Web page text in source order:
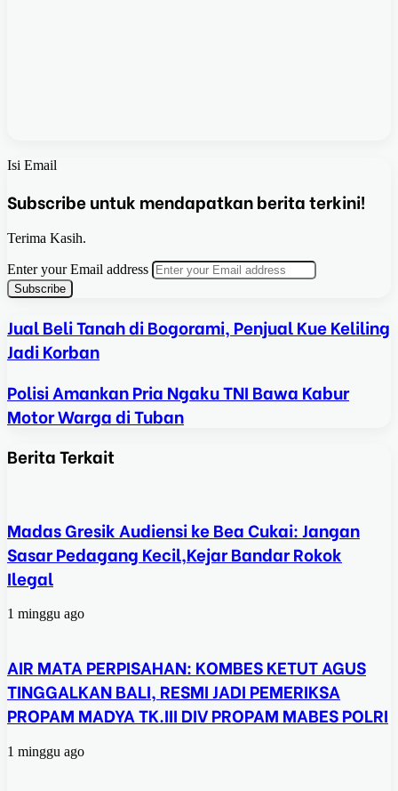
Isi Email
Subscribe untuk mendapatkan berita terkini!
Terima Kasih.
Enter your Email address
Jual Beli Tanah di Bogorami, Penjual Kue Keliling
Jadi Korban
Polisi Amankan Pria Ngaku TNI Bawa Kabur
Motor Warga di Tuban
Berita Terkait
Madas Gresik Audiensi ke Bea Cukai: Jangan
Sasar Pedagang Kecil,Kejar Bandar Rokok
Ilegal
1 minggu ago
AIR MATA PERPISAHAN: KOMBES KETUT AGUS
TINGGALKAN BALI, RESMI JADI PEMERIKSA
PROPAM MADYA TK.III DIV PROPAM MABES POLRI
1 minggu ago